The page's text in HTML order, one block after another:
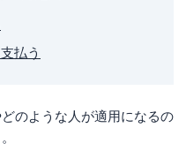
払う
のような人が適用になるの